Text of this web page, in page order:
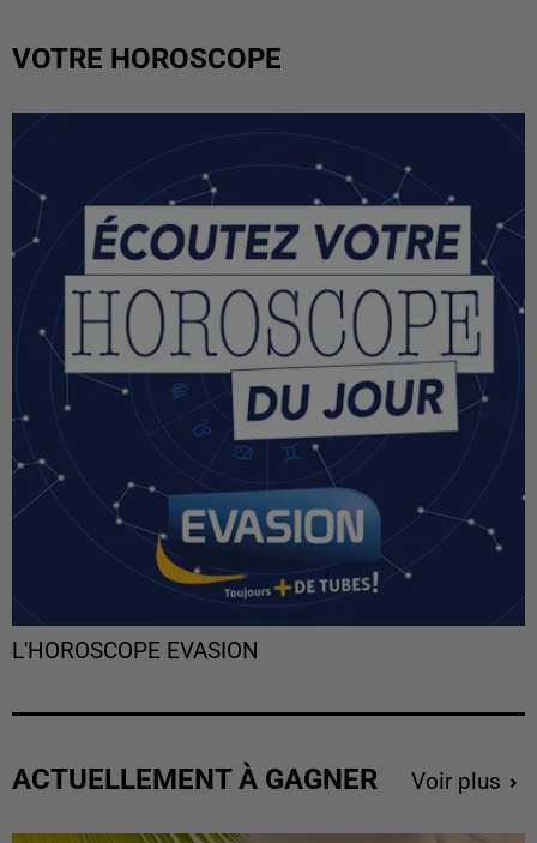
VOTRE HOROSCOPE
L'HOROSCOPE EVASION
ACTUELLEMENT À GAGNER Voir plus